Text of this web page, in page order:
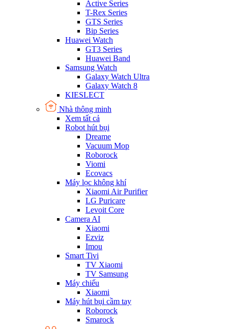
Active Series
T-Rex Series
GTS Series
Bip Series
Huawei Watch
GT3 Series
Huawei Band
Samsung Watch
Galaxy Watch Ultra
Galaxy Watch 8
KIESLECT
Nhà thông minh
Xem tất cả
Robot hút bụi
Dreame
Vacuum Mop
Roborock
Viomi
Ecovacs
Máy lọc không khí
Xiaomi Air Purifier
LG Puricare
Levoit Core
Camera AI
Xiaomi
Ezviz
Imou
Smart Tivi
TV Xiaomi
TV Samsung
Máy chiếu
Xiaomi
Máy hút bụi cầm tay
Roborock
Smarock